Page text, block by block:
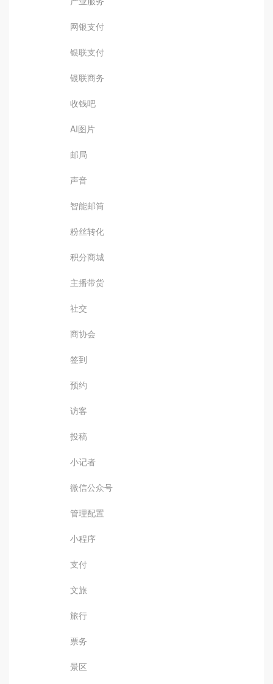
网银支付
银联支付
银联商务
收钱吧
AI图片
邮局
声音
智能邮筒
粉丝转化
积分商城
主播带货
社交
商协会
签到
预约
访客
投稿
小记者
微信公众号
管理配置
小程序
支付
文旅
旅行
票务
景区